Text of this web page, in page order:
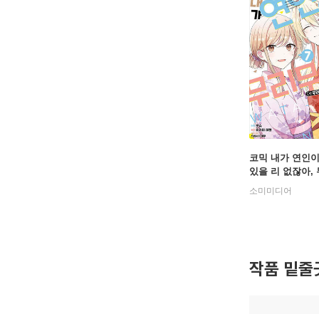
코믹 내가 연인
있을 리 없잖아,
리! (※무리가 아
다?!) 7
소미미디어
작품 밑줄